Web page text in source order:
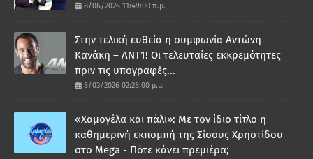
8/06/2026 11:49:00 π.μ.
Στην τελική ευθεία η συμφωνία Αντώνη
Κανάκη – ΑΝΤ1! Οι τελευταίες εκκρεμότητες
πριν τις υπογραφές...
8/03/2026 02:28:00 μ.μ.
«Χαμογέλα και πάλι»: Με τον ίδιο τίτλο η
καθημερινή εκπομπή της Σίσσυς Χρηστίδου
στο Mega - Πότε κάνει πρεμιέρα;